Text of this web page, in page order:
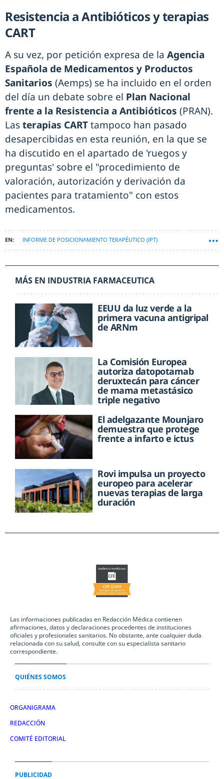
Resistencia a Antibióticos y terapias
CART
A su vez, por petición expresa de la Agencia
Española de Medicamentos y Productos
Sanitarios (Aemps) se ha incluido en el orden
del día un debate sobre el Plan Nacional
frente a la Resistencia a Antibióticos (PRAN).
Lasterapias CARTtampoco han pasado
desapercibidas en esta reunión, en la que se
ha discutido en el apartado de 'ruegos y
preguntas' sobre el "procedimiento de
valoración, autorización y derivación da
pacientes para tratamiento" con estos
medicamentos.
INFORME DE POSICIONAMIENTO TERAPÉUTICO (IPT)
MÁS EN INDUSTRIA FARMACEUTICA
EEUU da luz verde a la
primera vacuna antigripal
de ARNm
La Comisión Europea
autoriza datopotamab
deruxtecán para cáncer
de mama metastásico
triple negativo
El adelgazante Mounjaro
demuestra que protege
frente a infarto e ictus
Rovi impulsa un proyecto
europeo para acelerar
nuevas terapias de larga
duración
Las informaciones publicadas en Redacción Médica contienen
afirmaciones, datos y declaraciones procedentes de instituciones
oficiales y profesionales sanitarios. No obstante, ante cualquier duda
relacionada con su salud, consulte con su especialista sanitario
correspondiente.
QUIÉNES SOMOS
ORGANIGRAMA
REDACCIÓN
COMITÉ EDITORIAL
PUBLICIDAD